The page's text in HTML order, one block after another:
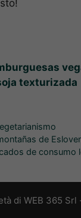
texturizada
de
de consumo
di WEB 365 Srl